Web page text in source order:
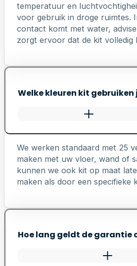
temperatuur en
voor gebruik in droge ruimtes.
contact komt met water,
zorgt ervoor dat de kit volledig
Welke kleuren kit gebruiken
We werken standaard met 25
maken met uw vloer, wand of
kunnen we ook kit op maat
maken als door een
Hoe lang geldt de garantie